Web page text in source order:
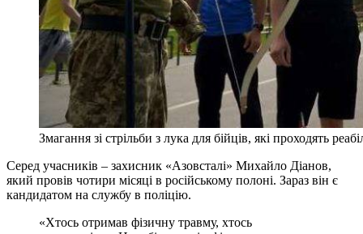
Змагання зі стрільби з лука для бійців, які проходять
Серед учасників – захисник «Азовсталі» Михайло Діанов,
який провів чотири місяці в російському полоні. Зараз він є
кандидатом на службу в поліцію.
«Хтось отримав фізичну травму, хтось